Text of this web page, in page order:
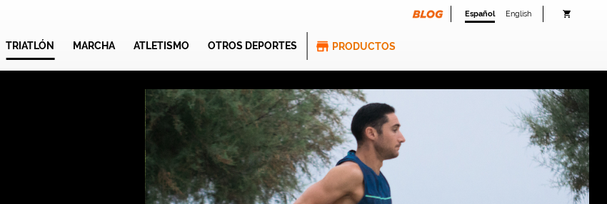
TRIATLÓN MARCHA ATLETISMO OTROS DEPORTES PRODUCTOS
Español English